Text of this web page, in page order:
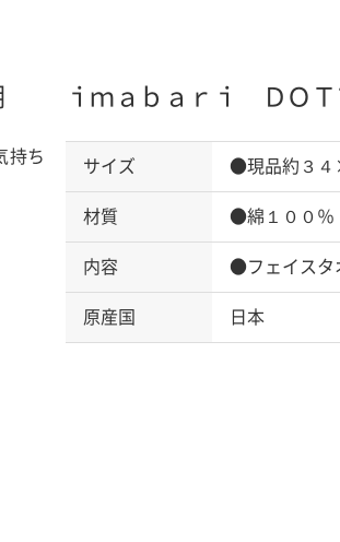
持ち
ｉｍａｂａｒｉ ＤＯ
サイズ ●現品約３４
材質 ●綿１００％
内容 ●フェイスタ
原産国 日本